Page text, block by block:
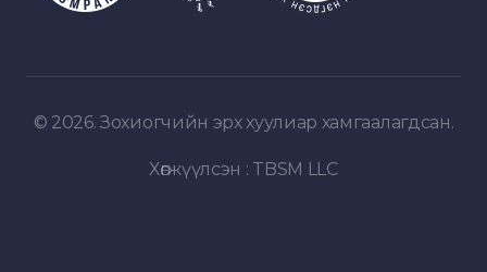
© 2026. Зохиогчийн эрх хуулиар хамгаалагдсан.
Хөгжүүлсэн : TBSM LLC